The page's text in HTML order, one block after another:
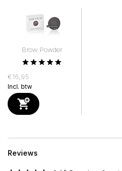
Brow Powder
€16,95
Incl. btw
Reviews